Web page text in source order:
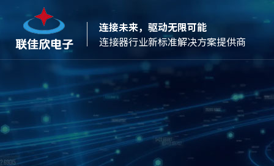
连接未来，驱动无限可能
连接器行业新标准解决方案提供商